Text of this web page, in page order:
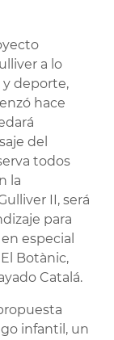
a lo
y deporte,
hace
del
todos
la
II, será
para
especial
Botànic,
Catalá.
infantil, un